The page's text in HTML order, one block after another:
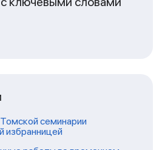
семинарии
избранницей